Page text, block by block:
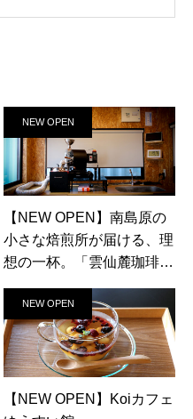
NEW OPEN
【NEW OPEN】南島原の
小さな焙煎所が届ける、理
想の一杯。「雲仙麓珈琲焙
NEW OPEN
【NEW OPEN】Koiカフェ